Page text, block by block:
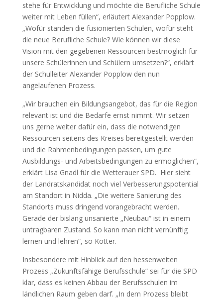
stehe für Entwicklung und möchte die Berufliche Schule
weiter mit Leben füllen“, erläutert Alexander Popplow.
„Wofür standen die fusionierten Schulen, wofür steht
die neue Berufliche Schule? Wie können wir diese
Vision mit den gegebenen Ressourcen bestmöglich für
unsere Schülerinnen und Schülern umsetzen?“, erklärt
der Schulleiter Alexander Popplow den nun
angelaufenen Prozess.
„Wir brauchen ein Bildungsangebot, das für die Region
relevant ist und die Bedarfe ernst nimmt. Wir setzen
uns gerne weiter dafür ein, dass die notwendigen
Ressourcen seitens des Kreises bereitgestellt werden
und die Rahmenbedingungen passen, um gute
Ausbildungs- und Arbeitsbedingungen zu ermöglichen“,
erklärt Lisa Gnadl für die Wetterauer SPD. Hier sieht
der Landratskandidat noch viel Verbesserungspotential
am Standort in Nidda. „Die weitere Sanierung des
Standorts muss dringend vorangebracht werden.
Gerade der bislang unsanierte „Neubau“ ist in einem
untragbaren Zustand. So kann man nicht vernünftig
lernen und lehren“, so Kötter.
Insbesondere mit Hinblick auf den hessenweiten
Prozess „Zukunftsfähige Berufsschule“ sei für die SPD
klar, dass es keinen Abbau der Berufsschulen im
ländlichen Raum geben darf. „In dem Prozess bleibt